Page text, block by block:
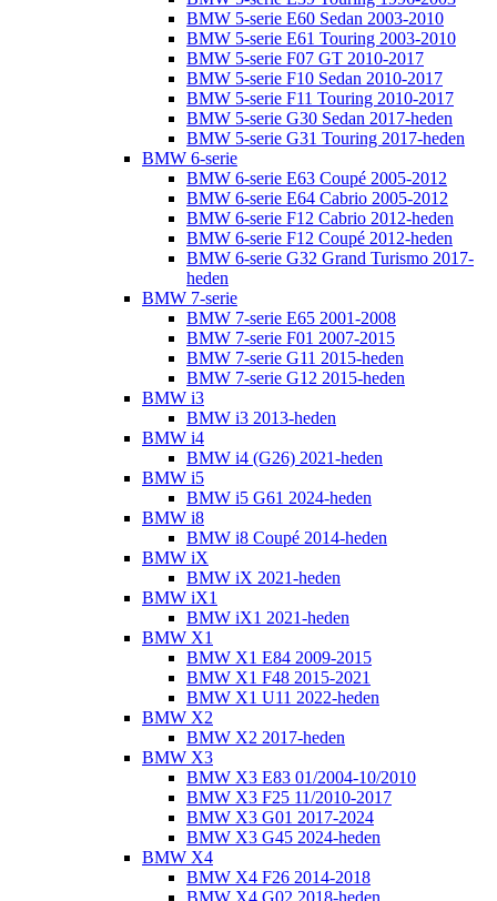
BMW 5-serie E60 Sedan 2003-2010
BMW 5-serie E61 Touring 2003-2010
BMW 5-serie F07 GT 2010-2017
BMW 5-serie F10 Sedan 2010-2017
BMW 5-serie F11 Touring 2010-2017
BMW 5-serie G30 Sedan 2017-heden
BMW 5-serie G31 Touring 2017-heden
BMW 6-serie
BMW 6-serie E63 Coupé 2005-2012
BMW 6-serie E64 Cabrio 2005-2012
BMW 6-serie F12 Cabrio 2012-heden
BMW 6-serie F12 Coupé 2012-heden
BMW 6-serie G32 Grand Turismo 2017-
heden
BMW 7-serie
BMW 7-serie E65 2001-2008
BMW 7-serie F01 2007-2015
BMW 7-serie G11 2015-heden
BMW 7-serie G12 2015-heden
BMW i3
BMW i3 2013-heden
BMW i4
BMW i4 (G26) 2021-heden
BMW i5
BMW i5 G61 2024-heden
BMW i8
BMW i8 Coupé 2014-heden
BMW iX
BMW iX 2021-heden
BMW iX1
BMW iX1 2021-heden
BMW X1
BMW X1 E84 2009-2015
BMW X1 F48 2015-2021
BMW X1 U11 2022-heden
BMW X2
BMW X2 2017-heden
BMW X3
BMW X3 E83 01/2004-10/2010
BMW X3 F25 11/2010-2017
BMW X3 G01 2017-2024
BMW X3 G45 2024-heden
BMW X4
BMW X4 F26 2014-2018